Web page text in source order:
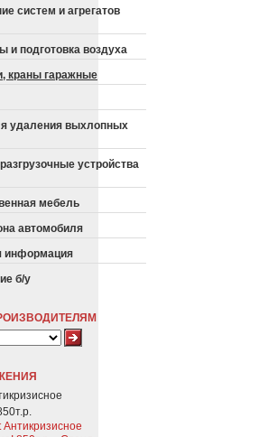
систем и агрегатов
и подготовка воздуха
краны гаражные
удаления выхлопных
устройства
мебель
автомобиля
информация
б/у